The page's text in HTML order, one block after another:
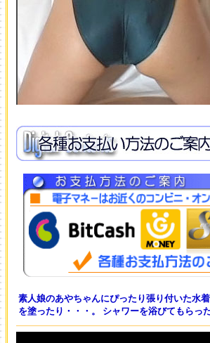
素人娘のあやちゃんにぴったり張り付いた水
を塗ったり・・・。 シャワーを浴びてもら